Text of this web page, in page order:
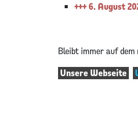
+++ 6. August
Bleibt immer auf
Unsere Webseite